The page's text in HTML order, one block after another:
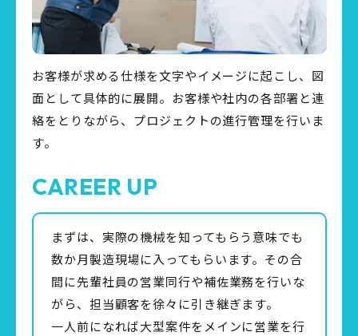
お客様が求める仕様を文字やイメージに起こし、図
面として具体的に展開。お客様や社内の各部署と連
絡をとりながら、プロジェクトの進行管理を行いま
す。
CAREER UP
まずは、実際の機械を知ってもらう意味でも
数か月製造現場に入ってもらいます。その合
間に先輩社員の営業同行や補佐業務を行いな
がら、担当顧客を徐々に引き継ぎます。
一人前になれば大型案件をメインに営業を行